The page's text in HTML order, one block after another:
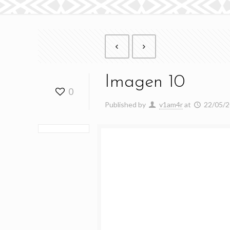
0
Imagen 10
Published by v1am4rat 22/05/